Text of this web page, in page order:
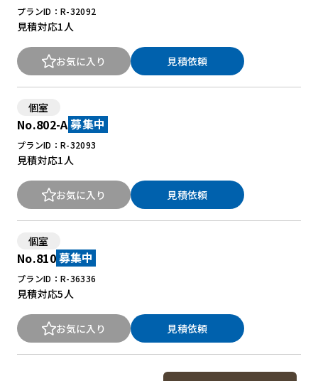
プランID：R-32092
見積対応1人
お気に入り 見積依頼
個室
No.802-A募集中
プランID：R-32093
見積対応1人
お気に入り 見積依頼
個室
No.810 募集中
プランID：R-36336
見積対応5人
お気に入り 見積依頼